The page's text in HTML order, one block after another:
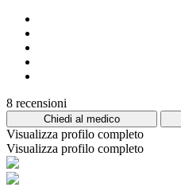
8 recensioni
Chiedi al medico
Visualizza profilo completo
Visualizza profilo completo